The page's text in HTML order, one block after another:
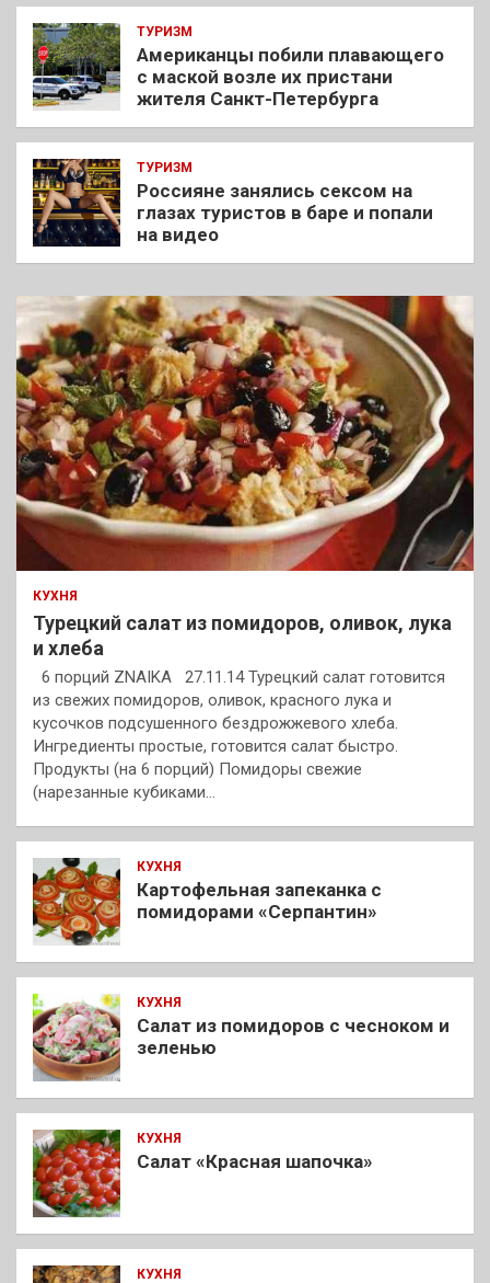
ТУРИЗМ
Американцы побили плавающего
с маской возле их пристани
жителя Санкт-Петербурга
ТУРИЗМ
Россияне занялись сексом на
глазах туристов в баре и попали
на видео
КУХНЯ
Турецкий салат из помидоров, оливок, лука
и хлеба
6 порций ZNAIKA 27.11.14 Турецкий салат готовится
из свежих помидоров, оливок, красного лука и
кусочков подсушенного бездрожжевого хлеба.
Ингредиенты простые, готовится салат быстро.
Продукты (на 6 порций) Помидоры свежие
(нарезанные кубиками…
КУХНЯ
Картофельная запеканка с
помидорами «Серпантин»
КУХНЯ
Салат из помидоров с чесноком и
зеленью
КУХНЯ
Салат «Красная шапочка»
КУХНЯ